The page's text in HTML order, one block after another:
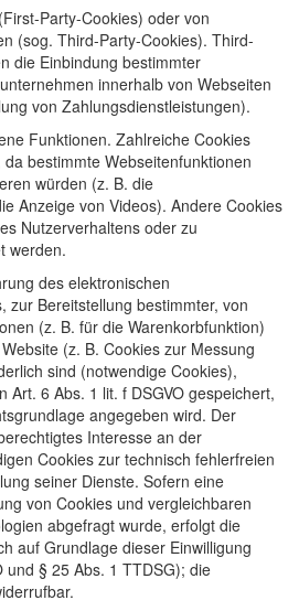
Party-Cookies) oder von
(sog. Third-Party-Cookies). Third-
die Einbindung bestimmter
innerhalb von Webseiten
von Zahlungsdienstleistungen).
Funktionen. Zahlreiche Cookies
bestimmte Webseitenfunktionen
würden (z. B. die
Anzeige von Videos). Andere Cookies
Nutzerverhaltens oder zu
werden.
des elektronischen
zur Bereitstellung bestimmter, von
(z. B. für die Warenkorbfunktion)
(z. B. Cookies zur Messung
sind (notwendige Cookies),
Art. 6 Abs. 1 lit. f DSGVO gespeichert,
angegeben wird. Der
Interesse an der
Cookies zur technisch fehlerfreien
seiner Dienste. Sofern eine
von Cookies und vergleichbaren
abgefragt wurde, erfolgt die
auf Grundlage dieser Einwilligung
und § 25 Abs. 1 TTDSG); die